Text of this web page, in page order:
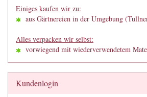
Einiges kaufen wir zu:
aus Gärtnereien in der Umgebung
Alles verpacken wir selbst:
vorwiegend mit wiederverwendetem
Kundenlogin